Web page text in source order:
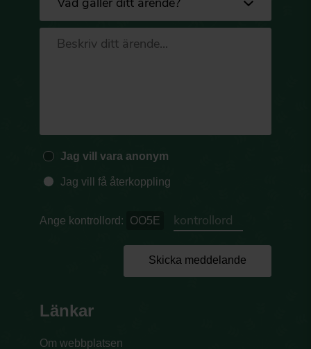
Jag vill vara anonym
Jag vill få återkoppling
Ange kontrollord: OO5E
Skicka meddelande
Länkar
Om webbplatsen